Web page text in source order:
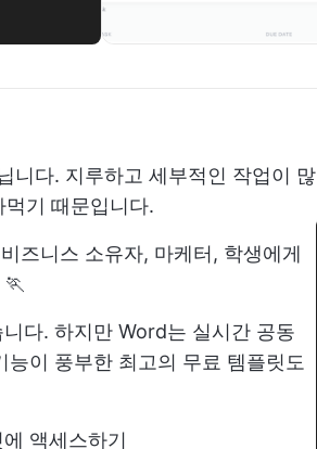
니다. 지루하고 세부적인 작업이 많
기 때문입니다.
즈니스 소유자, 마케터, 학생에게
다. 하지만 Word는 실시간 공동
이 풍부한 최고의 무료 템플릿도
액세스하기